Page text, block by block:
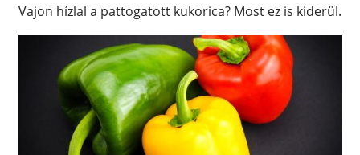
Vajon hízlal a pattogatott kukorica? Most ez is kiderül.